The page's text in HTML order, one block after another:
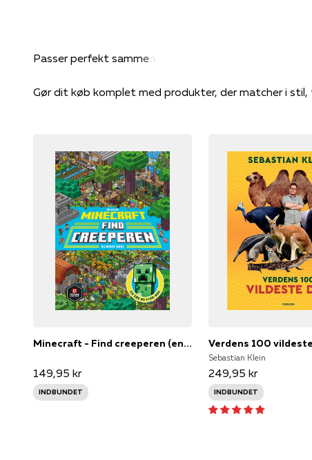
Gør dit køb komplet med produkter, der matcher i stil,
Minecraft - Find creeperen (en søg og find-bog)
149,95 kr
INDBUNDET
Verdens 100
Sebastian Klein
249,95 kr
INDBUNDET